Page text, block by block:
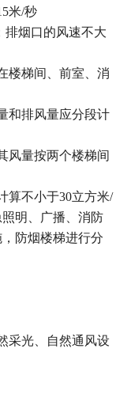
米/秒
烟口的风速不大
梯间、前室、消
排风量应分段计
量按两个楼梯间
不小于30立方米/
明、广播、消防
防烟楼梯进行分
光、自然通风设